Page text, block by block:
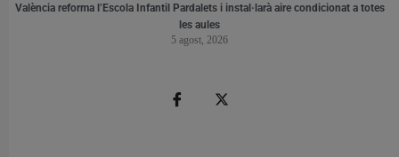
València reforma l’Escola Infantil Pardalets i instal·larà aire condicionat a totes
les aules
5 agost, 2026